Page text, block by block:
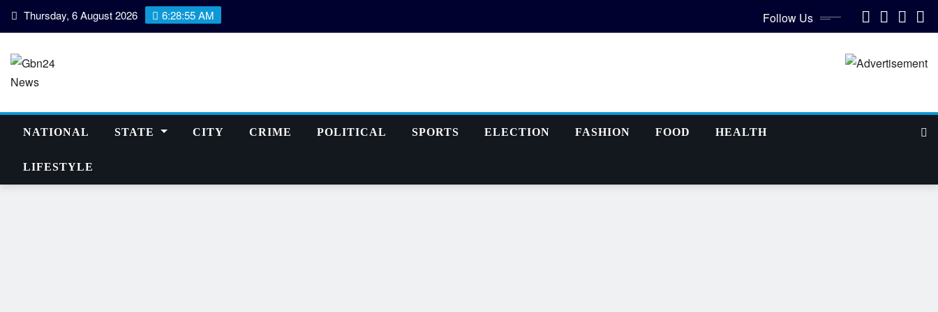
Skip Thursday, 6 August 2026 6:28:56 AM Follow Us
NATIONAL STATE CITY CRIME POLITICAL SPORTS ELECTION FASHION FOOD HEALTH
LIFESTYLE